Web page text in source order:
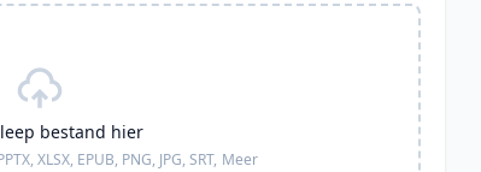
bestand hier
XLSX, EPUB, PNG, JPG, SRT, Meer